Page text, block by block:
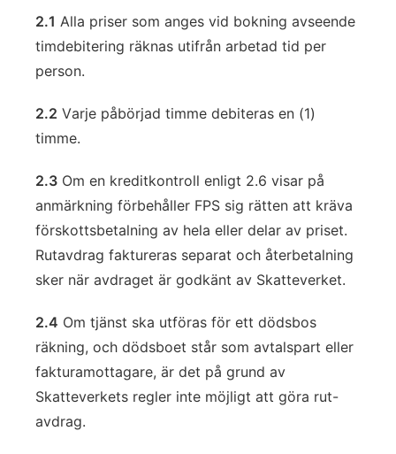
2.1 Alla priser som anges vid bokning avseende
timdebitering räknas utifrån arbetad tid per
person.
2.2 Varje påbörjad timme debiteras en (1)
timme.
2.3 Om en kreditkontroll enligt 2.6 visar på
anmärkning förbehåller FPS sig rätten att kräva
förskottsbetalning av hela eller delar av priset.
Rutavdrag faktureras separat och återbetalning
sker när avdraget är godkänt av Skatteverket.
2.4 Om tjänst ska utföras för ett dödsbos
räkning, och dödsboet står som avtalspart eller
fakturamottagare, är det på grund av
Skatteverkets regler inte möjligt att göra rut-
avdrag.